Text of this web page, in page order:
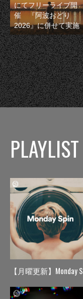
にてフリーライブ開
催 『阿波おどり
2026』に併せて実施
PLAYLIST